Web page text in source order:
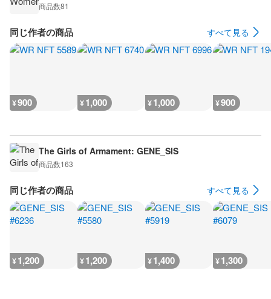
商品数81
同じ作者の商品 すべて見る
¥900 ¥1,000 ¥1,000 ¥900
The Girls of Armament: GENE_SIS
商品数163
同じ作者の商品 すべて見る
¥1,200 ¥1,200 ¥1,400 ¥1,300